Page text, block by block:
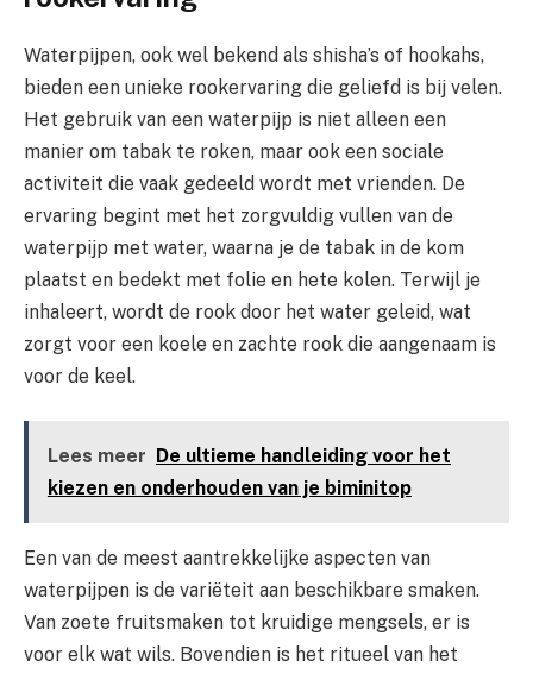
Waterpijpen, ook wel bekend als shisha’s of hookahs,
bieden een unieke rookervaring die geliefd is bij velen.
Het gebruik van een waterpijp is niet alleen een
manier om tabak te roken, maar ook een sociale
activiteit die vaak gedeeld wordt met vrienden. De
ervaring begint met het zorgvuldig vullen van de
waterpijp met water, waarna je de tabak in de kom
plaatst en bedekt met folie en hete kolen. Terwijl je
inhaleert, wordt de rook door het water geleid, wat
zorgt voor een koele en zachte rook die aangenaam is
voor de keel.
Lees meer
De ultieme handleiding voor het
kiezen en onderhouden van je biminitop
Een van de meest aantrekkelijke aspecten van
waterpijpen is de variëteit aan beschikbare smaken.
Van zoete fruitsmaken tot kruidige mengsels, er is
voor elk wat wils. Bovendien is het ritueel van het